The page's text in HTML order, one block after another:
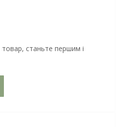
станьте першим і